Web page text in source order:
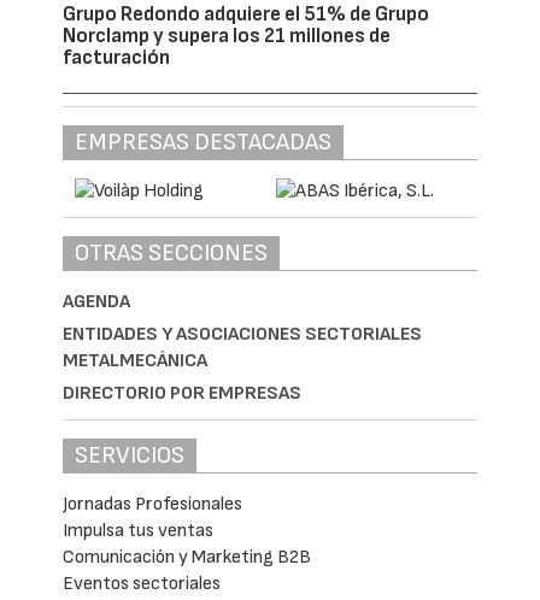
Grupo Redondo adquiere el 51% de Grupo
Norclamp y supera los 21 millones de
facturación
EMPRESAS DESTACADAS
OTRAS SECCIONES
AGENDA
ENTIDADES Y ASOCIACIONES SECTORIALES
METALMECÁNICA
DIRECTORIO POR EMPRESAS
SERVICIOS
Jornadas Profesionales
Impulsa tus ventas
Comunicación y Marketing B2B
Eventos sectoriales